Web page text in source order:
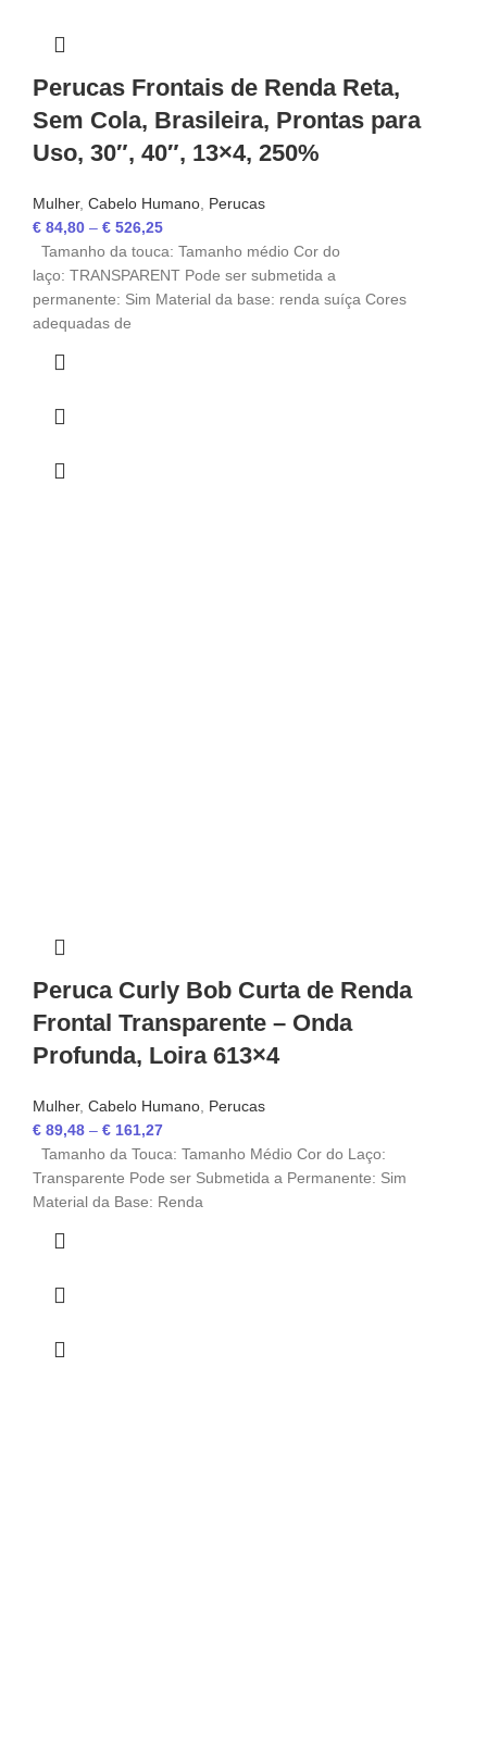
Perucas Frontais de Renda Reta,
Sem Cola, Brasileira, Prontas para
Uso, 30″, 40″, 13×4, 250%
Mulher, Cabelo Humano, Perucas
€ 84,80 – € 526,25
Tamanho da touca: Tamanho médio Cor do
laço: TRANSPARENT Pode ser submetida a
permanente: Sim Material da base: renda suíça Cores
adequadas de
Peruca Curly Bob Curta de Renda
Frontal Transparente – Onda
Profunda, Loira 613×4
Mulher, Cabelo Humano, Perucas
€ 89,48 – € 161,27
Tamanho da Touca: Tamanho Médio Cor do Laço:
Transparente Pode ser Submetida a Permanente: Sim
Material da Base: Renda